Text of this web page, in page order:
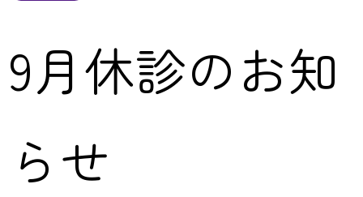
9月休診のお知
らせ